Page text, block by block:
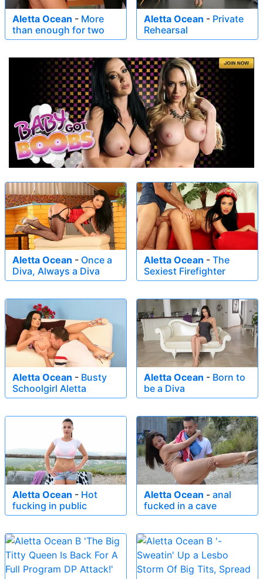
Aletta Ocean - More
than enough for two
Aletta Ocean - Private
Rehearsal
Aletta Ocean - Once a
Diva, Always a Diva
Aletta Ocean - The
Sexiest Firefighter
Aletta Ocean - Busty
Schoolgirl Aletta
Aletta Ocean - Born to
be a Diva
Aletta Ocean - Hot
fucking in public
Aletta Ocean - anal
fucked in a cave